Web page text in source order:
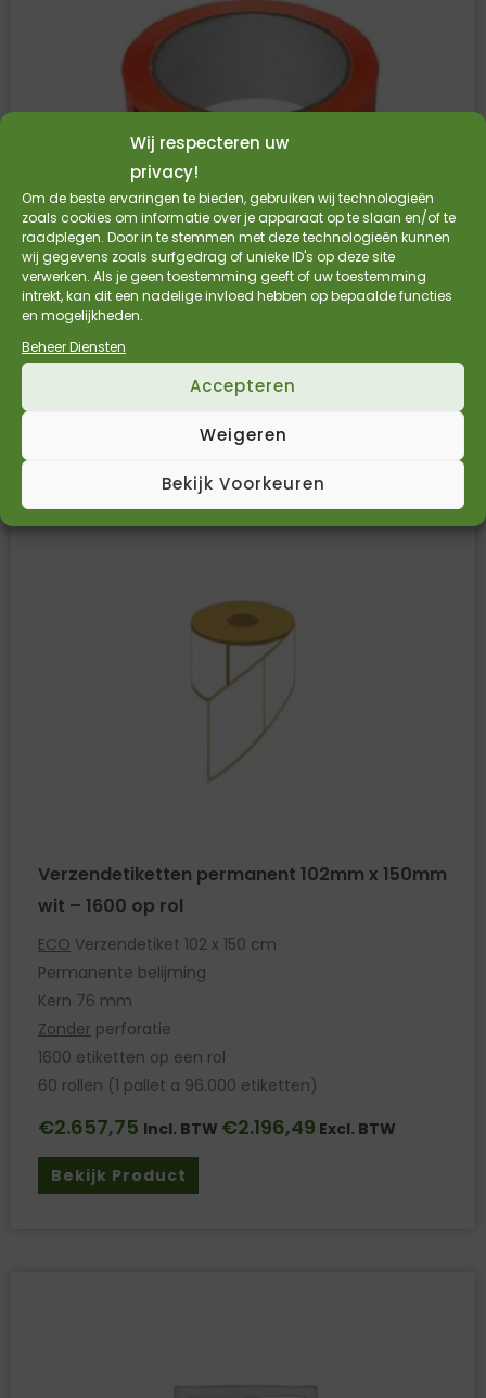
Wij respecteren uw
privacy!
Om de beste ervaringen te bieden, gebruiken wij technologieën
zoals cookies om informatie over je apparaat op te slaan en/of te
raadplegen. Door in te stemmen met deze technologieën kunnen
wij gegevens zoals surfgedrag of unieke ID's op deze site
verwerken. Als je geen toestemming geeft of uw toestemming
intrekt, kan dit een nadelige invloed hebben op bepaalde functies
en mogelijkheden.
Beheer Diensten
Accepteren
Weigeren
Bekijk Voorkeuren
Verpakkingstape Breekbaar PP Acryl
48mmx66m – doos a 36 rol
€66,49 Incl. BTW€54,95Excl. BTW
Verzendetiketten permanent 102mm x 150mm
wit – 1600 op rol
ECO Verzendetiket 102 x 150 cm
Permanente belijming
Kern 76 mm
Zonder perforatie
1600 etiketten op een rol
60 rollen (1 pallet a 96.000 etiketten)
€2.657,75 Incl. BTW €2.196,49 Excl. BTW
Bekijk Product